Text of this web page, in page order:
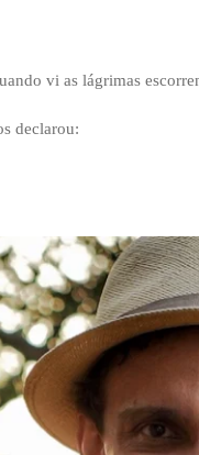
vi as lágrimas
declarou: